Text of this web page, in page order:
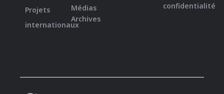
Projets
internationaux
Médias
Archives
confidentialité